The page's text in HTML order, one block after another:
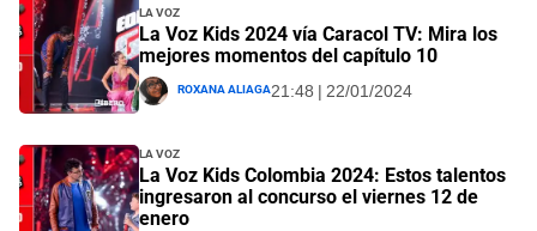
La Voz
La Voz Kids 2024 vía Caracol TV: Mira los
mejores momentos del capítulo 10
Roxana Aliaga21:48 | 22/01/2024
La Voz
La Voz Kids Colombia 2024: Estos talentos
ingresaron al concurso el viernes 12 de
enero